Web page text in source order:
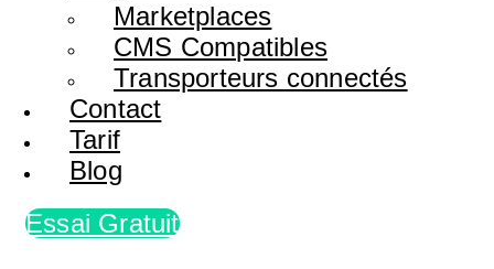
Marketplaces
CMS Compatibles
Transporteurs connectés
Contact
Tarif
Blog
Essai Gratuit